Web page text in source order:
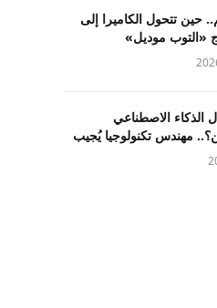
حين تتحول الكاميرا إلى
«التوب موديل»
الذكاء الاصطناعي
مهندس تكنولوجيا يُجيب